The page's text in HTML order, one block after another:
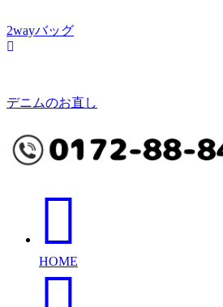
2wayバッグ
デニムのお直し
HOME